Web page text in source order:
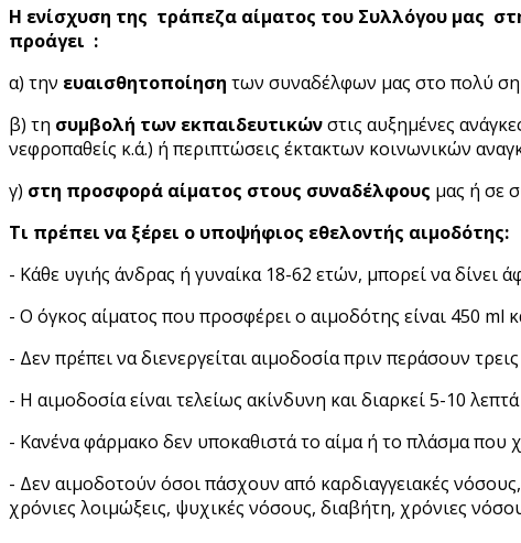
Η ενίσχυση της τράπεζα αίματος του Συλλόγου μας
προάγει :
α) την ευαισθητοποίηση των συναδέλφων μας στο πολύ
β) τη συμβολή των εκπαιδευτικώνστις αυξημένες
νεφροπαθείς κ.ά.) ή περιπτώσεις έκτακτων κοινωνικών
γ) στη προσφορά αίματος στους συναδέλφους μας ή σε
Τι πρέπει να ξέρει ο υποψήφιος εθελοντής αιμοδότης:
- Κάθε υγιής άνδρας ή γυναίκα 18-62 ετών, μπορεί να δίνει
- Ο όγκος αίματος που προσφέρει ο αιμοδότης είναι 450 ml
- Δεν πρέπει να διενεργείται αιμοδοσία πριν περάσουν
- Η αιμοδοσία είναι τελείως ακίνδυνη και διαρκεί 5-10
- Κανένα φάρμακο δεν υποκαθιστά το αίμα ή το πλάσμα που
- Δεν αιμοδοτούν όσοι πάσχουν από καρδιαγγειακές
χρόνιες λοιμώξεις, ψυχικές νόσους, διαβήτη, χρόνιες